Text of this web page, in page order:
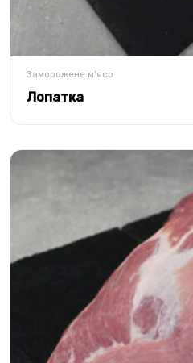
Заморожене м’ясо
Лопатка